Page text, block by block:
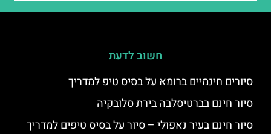
חשוב לדעת
סיורים חינמיים ברומא על בסיס טיפ למדריך
סיור חינם בברטיסלבה בירת סלובקיה
סיור חינם בעיר נאפולי – סיור על בסיס טיפים למדריך